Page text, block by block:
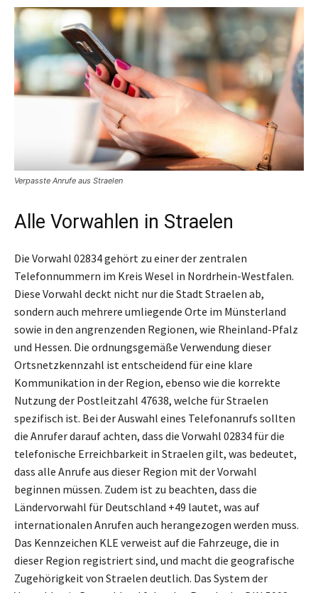
Verpasste Anrufe aus Straelen
Alle Vorwahlen in Straelen
Die Vorwahl 02834 gehört zu einer der zentralen
Telefonnummern im Kreis Wesel in Nordrhein-Westfalen.
Diese Vorwahl deckt nicht nur die Stadt Straelen ab,
sondern auch mehrere umliegende Orte im Münsterland
sowie in den angrenzenden Regionen, wie Rheinland-Pfalz
und Hessen. Die ordnungsgemäße Verwendung dieser
Ortsnetzkennzahl ist entscheidend für eine klare
Kommunikation in der Region, ebenso wie die korrekte
Nutzung der Postleitzahl 47638, welche für Straelen
spezifisch ist. Bei der Auswahl eines Telefonanrufs sollten
die Anrufer darauf achten, dass die Vorwahl 02834 für die
telefonische Erreichbarkeit in Straelen gilt, was bedeutet,
dass alle Anrufe aus dieser Region mit der Vorwahl
beginnen müssen. Zudem ist zu beachten, dass die
Ländervorwahl für Deutschland +49 lautet, was auf
internationalen Anrufen auch herangezogen werden muss.
Das Kennzeichen KLE verweist auf die Fahrzeuge, die in
dieser Region registriert sind, und macht die geografische
Zugehörigkeit von Straelen deutlich. Das System der